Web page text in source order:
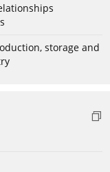
storage and